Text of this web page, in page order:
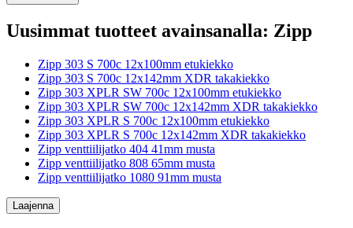
Uusimmat tuotteet avainsanalla: Zipp
Zipp 303 S 700c 12x100mm etukiekko
Zipp 303 S 700c 12x142mm XDR takakiekko
Zipp 303 XPLR SW 700c 12x100mm etukiekko
Zipp 303 XPLR SW 700c 12x142mm XDR takakiekko
Zipp 303 XPLR S 700c 12x100mm etukiekko
Zipp 303 XPLR S 700c 12x142mm XDR takakiekko
Zipp venttiilijatko 404 41mm musta
Zipp venttiilijatko 808 65mm musta
Zipp venttiilijatko 1080 91mm musta
Laajenna